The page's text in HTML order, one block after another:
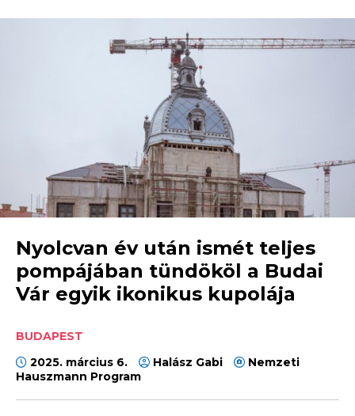
Nyolcvan év után ismét teljes
pompájában tündököl a Budai
Vár egyik ikonikus kupolája
BUDAPEST
2025. március 6.
Halász Gabi
Nemzeti
Hauszmann Program